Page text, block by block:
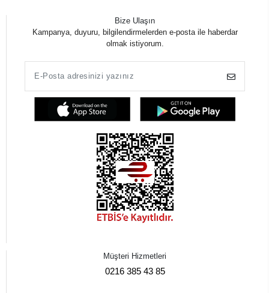
Bize Ulaşın
Kampanya, duyuru, bilgilendirmelerden e-posta ile haberdar
olmak istiyorum.
Müşteri Hizmetleri
0216 385 43 85